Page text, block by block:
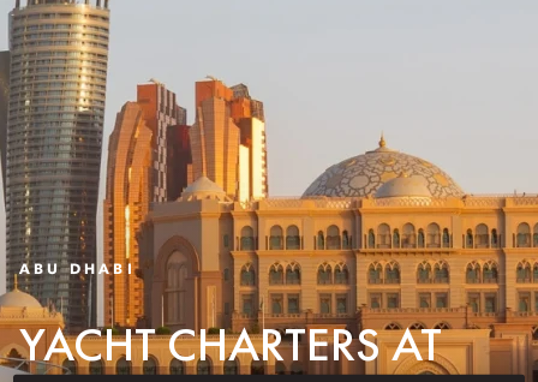
ABU DHABI
YACHT CHARTERS AT